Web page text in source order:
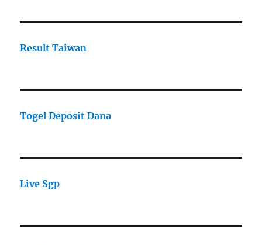
Result Taiwan
Togel Deposit Dana
Live Sgp